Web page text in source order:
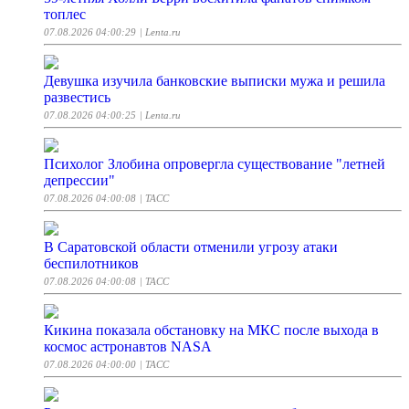
топлес
07.08.2026 04:00:29 | Lenta.ru
Девушка изучила банковские выписки мужа и решила
развестись
07.08.2026 04:00:25 | Lenta.ru
Психолог Злобина опровергла существование "летней
депрессии"
07.08.2026 04:00:08 | ТАСС
В Саратовской области отменили угрозу атаки
беспилотников
07.08.2026 04:00:08 | ТАСС
Кикина показала обстановку на МКС после выхода в
космос астронавтов NASA
07.08.2026 04:00:00 | ТАСС